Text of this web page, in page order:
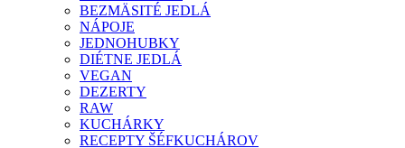
BEZMÄSITÉ JEDLÁ
NÁPOJE
JEDNOHUBKY
DIÉTNE JEDLÁ
VEGAN
DEZERTY
RAW
KUCHÁRKY
RECEPTY ŠÉFKUCHÁROV